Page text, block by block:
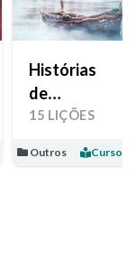
Histórias
de
Esperança
15 LIÇÕES
Outros Curso